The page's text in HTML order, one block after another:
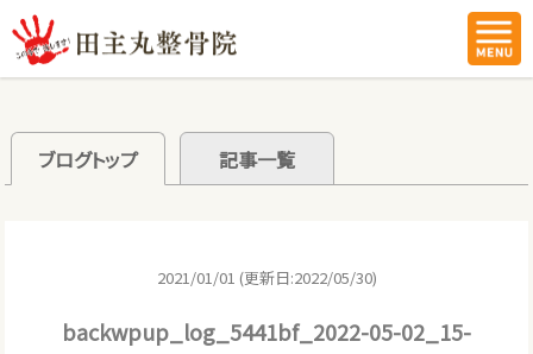
ブログトップ 記事一覧
2021/01/01 (更新日:2022/05/30)
backwpup_log_5441bf_2022-05-02_15-